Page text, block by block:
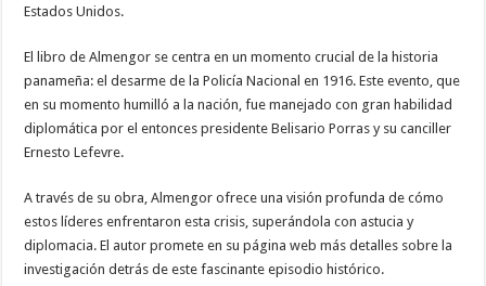
Estados Unidos.
El libro de Almengor se centra en un momento crucial de la historia
panameña: el desarme de la Policía Nacional en 1916. Este evento, que
en su momento humilló a la nación, fue manejado con gran habilidad
diplomática por el entonces presidente Belisario Porras y su canciller
Ernesto Lefevre.
A través de su obra, Almengor ofrece una visión profunda de cómo
estos líderes enfrentaron esta crisis, superándola con astucia y
diplomacia. El autor promete en su página web más detalles sobre la
investigación detrás de este fascinante episodio histórico.